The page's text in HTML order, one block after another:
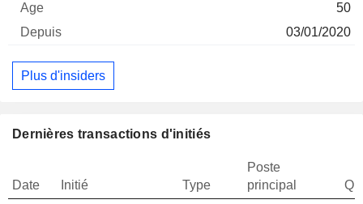
50
03/01/2020
Plus d'insiders
Dernières transactions d'initiés
Date Initié Type
Poste
principal